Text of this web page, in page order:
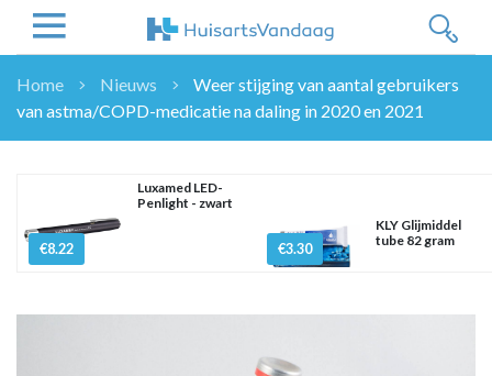
NIEUWS
OVERHEID
WETENSCHAP
ZORGVERZEKERAARS
NASCHOLINGEN
Home Nieuws
Weer stijging van aantal gebruikers
van astma/COPD-medicatie na daling in 2020 en 2021
€8.22
Luxamed LED-
Penlight - zwart
€3.30
KLY Glijmiddel
tube 82 gram